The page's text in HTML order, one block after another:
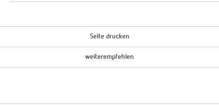
Seite drucken
weiterempfehlen